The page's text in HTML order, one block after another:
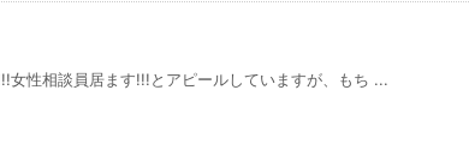
女性相談員居ます!!!とアピールしていますが、もち ...